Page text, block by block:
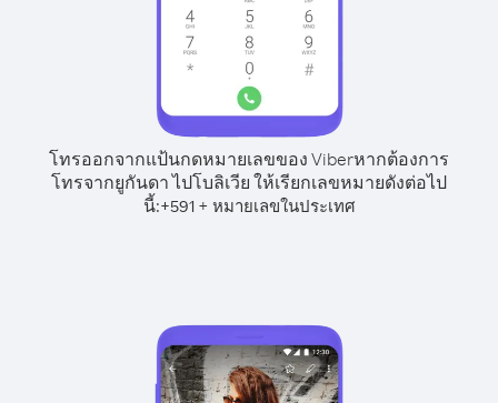
โทรออกจากแป้นกดหมายเลขของ Viberหากต้องการ
โทรจากยูกันดา ไปโบลิเวีย ให้เรียกเลขหมายดังต่อไป
นี้:+591+ หมายเลขในประเทศ